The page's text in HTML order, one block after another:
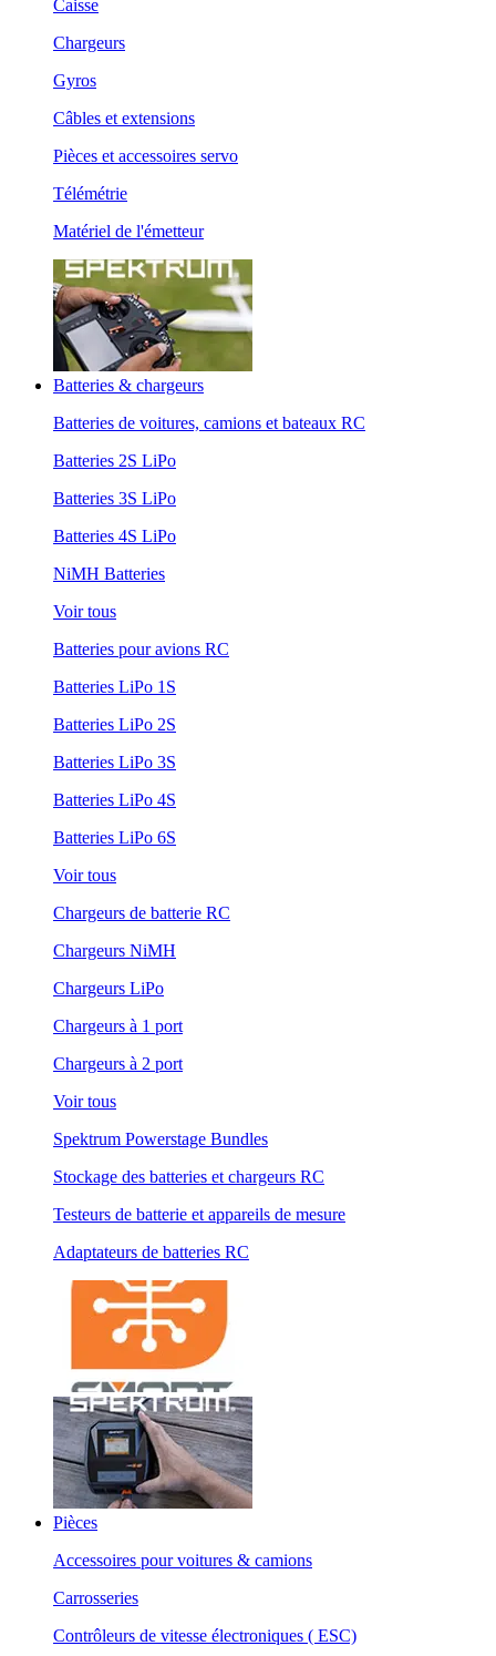
Caisse
Chargeurs
Gyros
Câbles et extensions
Pièces et accessoires servo
Télémétrie
Matériel de l'émetteur
Batteries & chargeurs
Batteries de voitures, camions et bateaux RC
Batteries 2S LiPo
Batteries 3S LiPo
Batteries 4S LiPo
NiMH Batteries
Voir tous
Batteries pour avions RC
Batteries LiPo 1S
Batteries LiPo 2S
Batteries LiPo 3S
Batteries LiPo 4S
Batteries LiPo 6S
Voir tous
Chargeurs de batterie RC
Chargeurs NiMH
Chargeurs LiPo
Chargeurs à 1 port
Chargeurs à 2 port
Voir tous
Spektrum Powerstage Bundles
Stockage des batteries et chargeurs RC
Testeurs de batterie et appareils de mesure
Adaptateurs de batteries RC
Pièces
Accessoires pour voitures & camions
Carrosseries
Contrôleurs de vitesse électroniques ( ESC)